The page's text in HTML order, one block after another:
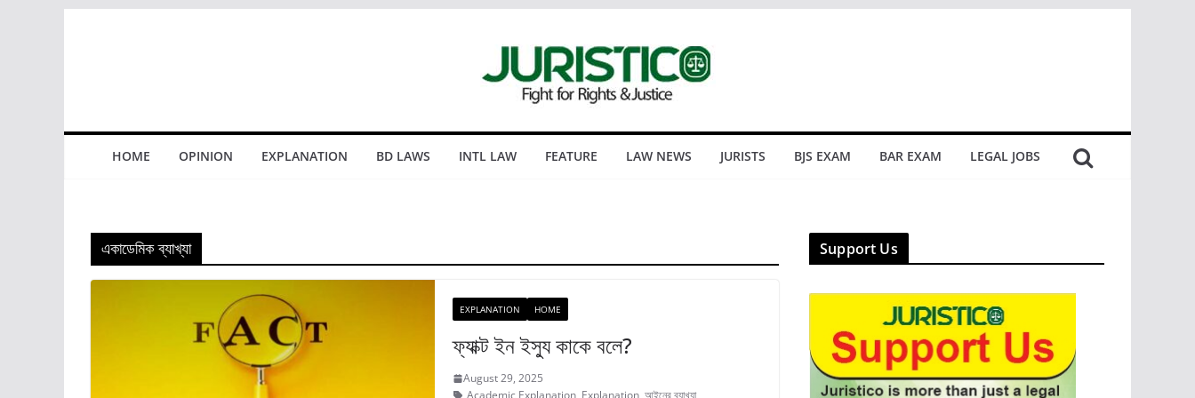
HOME OPINION EXPLANATION BD LAWS INTL LAW FEATURE LAW NEWS JURISTS BJS EXAM BAR EXAM LEGAL JOBS
একাডেমিক ব্যাখ্যা
EXPLANATION HOME
ফ্যাক্ট ইন ইস্যু কাকে বলে?
August 29, 2025
Academic Explanation, Explanation,আইনের ব্যাখ্যা,
Support Us